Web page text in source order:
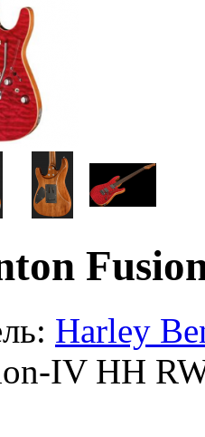
Harley
IV HH